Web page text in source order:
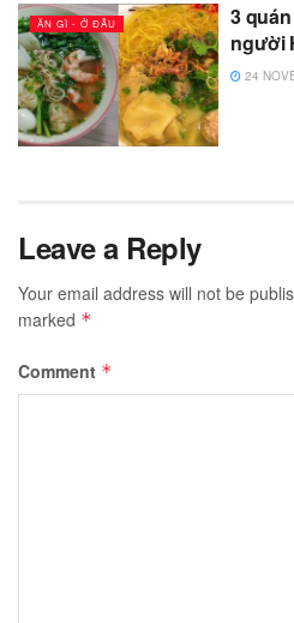
ĂN GÌ - Ở ĐÂU
3
người
24
Leave a Reply
Your email address will not be
marked *
Comment *